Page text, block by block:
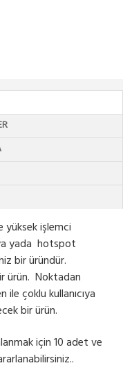
yüksek işlemci
yada hotspot
bir üründür.
ürün. Noktadan
çoklu kullanıcıya
bir ürün.
için 10 adet ve